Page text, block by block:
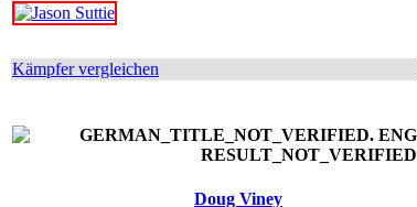
Kämpfer vergleichen
Doug Viney